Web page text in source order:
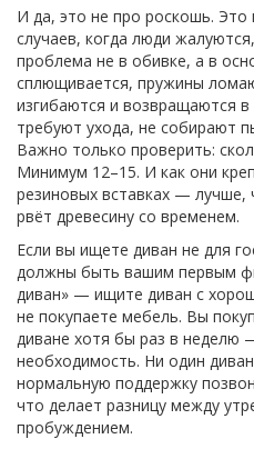
И да, это не про роскошь.
случаев, когда люди
проблема не в обивке, а в
сплющивается, пружины
изгибаются и возвращаются
требуют ухода, не собирают
Важно только проверить:
Минимум 12–15. И как они
резиновых вставках — лучше,
рвёт древесину со временем.
Если вы ищете диван не для
должны быть вашим первым
диван» — ищите диван с
не покупаете мебель. Вы
диване хотя бы раз в неделю
необходимость. Ни один
нормальную поддержку
что делает разницу между
пробуждением.